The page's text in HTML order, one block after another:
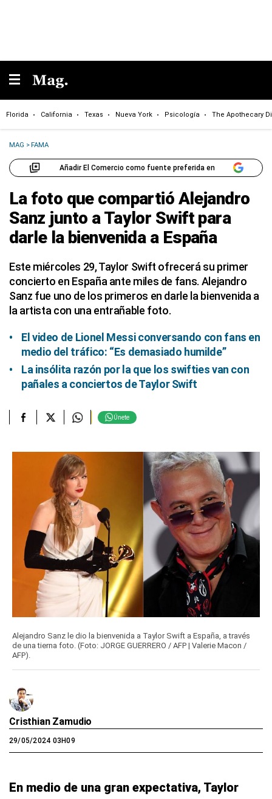
Florida California Texas Nueva York Psicología The Apothecary
MAG >FAMA
Añadir El Comercio como fuente preferida en
La foto que compartió Alejandro
Sanz junto a Taylor Swift para
darle la bienvenida a España
Este miércoles 29, Taylor Swift ofrecerá su primer
concierto en España ante miles de fans. Alejandro
Sanz fue uno de los primeros en darle la bienvenida a
la artista con una entrañable foto.
El video de Lionel Messi conversando con fans en
medio del tráfico: “Es demasiado humilde”
La insólita razón por la que los swifties van con
pañales a conciertos de Taylor Swift
Únete
Alejandro Sanz le dio la bienvenida a Taylor Swift a España, a través
de una tierna foto. (Foto: JORGE GUERRERO / AFP | Valerie Macon /
AFP).
Cristhian Zamudio
29/05/2024 03H09
En medio de una gran expectativa, Taylor